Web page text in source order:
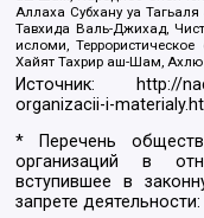
Аллаха Субхану уа
Тавхида Валь-Джихад,
исломи,
Хайят Тахрир аш-Шам,
Источник:
http://
organizacii-i-
* Перечень
организаций в
вступившее в
запрете деятельности: